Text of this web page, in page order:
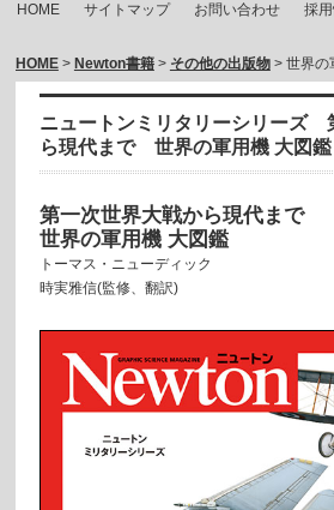
HOME サイトマップ お問い合わせ 採
HOME> Newton書籍> その他の出版物> 世界の
ニュートンミリタリーシリーズ
ら現代まで 世界の軍用機 大図鑑
第一次世界大戦から現代まで
世界の軍用機 大図鑑
トーマス・ニューディック
時実雅信(監修、翻訳)